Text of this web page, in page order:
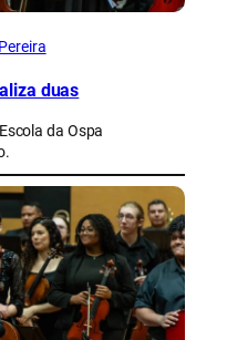
duas
da Ospa